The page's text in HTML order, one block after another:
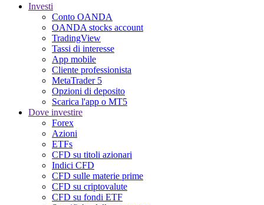
Investi
Conto OANDA
OANDA stocks account
TradingView
Tassi di interesse
App mobile
Cliente professionista
MetaTrader 5
Opzioni di deposito
Scarica l'app o MT5
Dove investire
Forex
Azioni
ETFs
CFD su titoli azionari
Indici CFD
CFD sulle materie prime
CFD su criptovalute
CFD su fondi ETF